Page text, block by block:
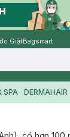
GiặtBagsmart
SPA DERMAHAIR